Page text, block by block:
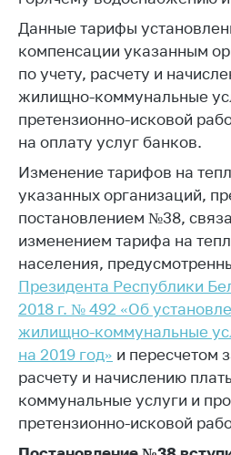
Выставочная
деятельность в
Республике
Беларусь
Защита
персональных
данных
Новости
Обратиться в МАРТ
Личный прием
граждан и юр. лиц
Прямaя телефоннaя
линия
Горячая линия
Электронные
обращения
Данные тарифы
компенсации указанным
по учету, расчету и
жилищно-коммунальные
претензионно-исковой
на оплату услуг банков.
Изменение тарифов на
указанных организаций,
постановлением №38,
изменением тарифа на
населения,
Президента Республики
2018 г. № 492 «Об
жилищно-коммунальные
на 2019 год» и пересчетом
расчету и начислению
коммунальные услуги и
претензионно-исковой